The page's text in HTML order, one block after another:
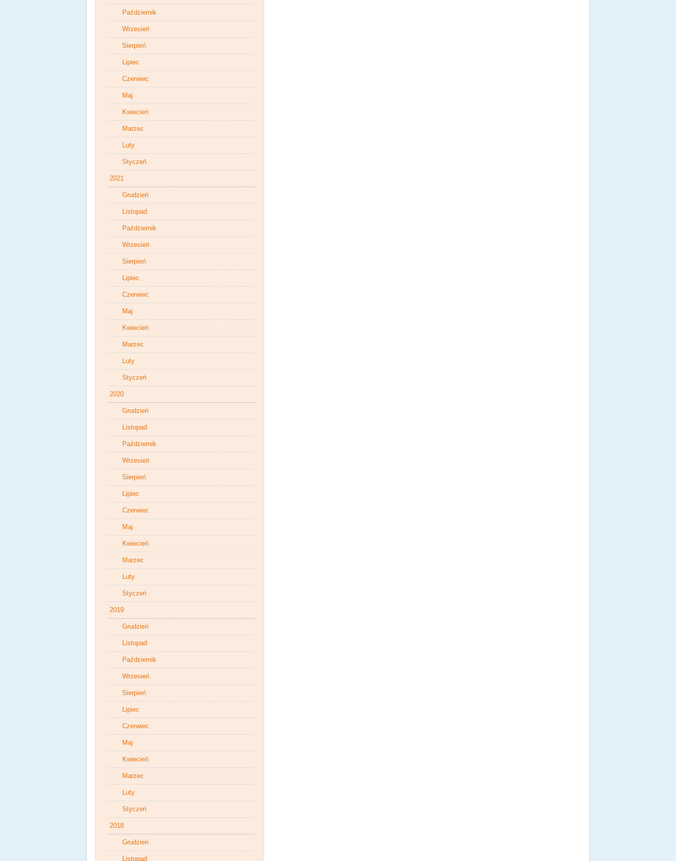
Październik
Wrzesień
Sierpień
Lipiec
Czerwiec
Maj
Kwiecień
Marzec
Luty
Styczeń
2021
Grudzień
Listopad
Październik
Wrzesień
Sierpień
Lipiec
Czerwiec
Maj
Kwiecień
Marzec
Luty
Styczeń
2020
Grudzień
Listopad
Październik
Wrzesień
Sierpień
Lipiec
Czerwiec
Maj
Kwiecień
Marzec
Luty
Styczeń
2019
Grudzień
Listopad
Październik
Wrzesień
Sierpień
Lipiec
Czerwiec
Maj
Kwiecień
Marzec
Luty
Styczeń
2018
Grudzień
Listopad